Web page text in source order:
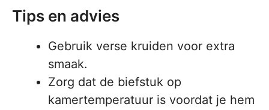
Tips en advies
Gebruik verse kruiden voor extra
smaak.
Zorg dat de biefstuk op
kamertemperatuur is voordat je hem